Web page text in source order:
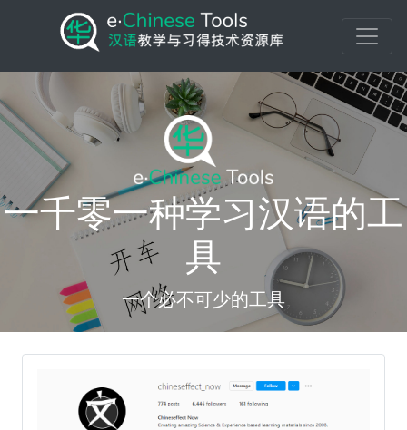
一千零一种学习汉语的工
具
一个必不可少的工具